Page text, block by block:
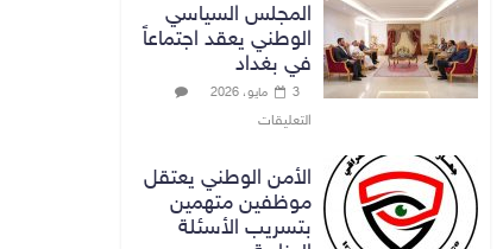
المجلس السياسي
الوطني يعقد اجتماعاً
في بغداد
3 مايو، 2026
التعليقات
الأمن الوطني يعتقل
موظفين متهمين
بتسريب الأسئلة